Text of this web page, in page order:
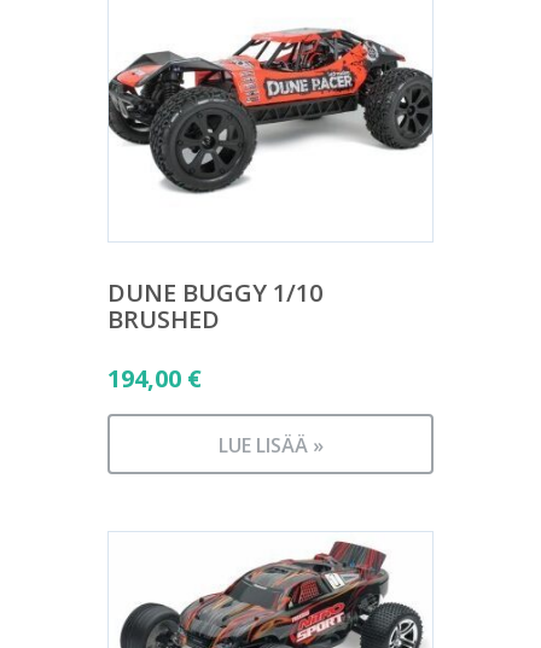
DUNE BUGGY 1/10
BRUSHED
194,00 €
LUE LISÄÄ »